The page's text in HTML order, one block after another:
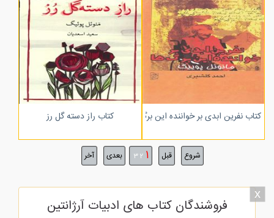
کتاب نفرین ابدی بر خواننده این برگ ها کتاب راز دسته گل رز
شروع قبل 1
2
3 بعدی آخر
x
فروشندگان کتاب های ادبیات آرژانتین